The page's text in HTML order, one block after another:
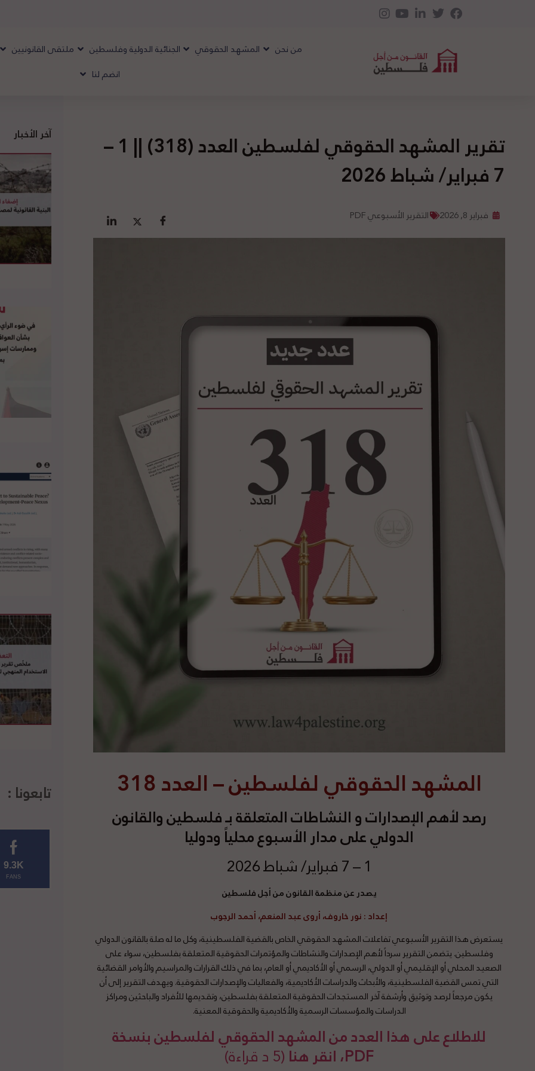
من نحن المشهد الحقوقي الجنائية الدولية وفلسطين ملتقى القانونيين
انضم لنا
تقرير المشهد الحقوقي لفلسطين العدد (318) || 1 –
7 فبراير/ شباط 2026
فبراير 8, 2026 التقرير الأسبوعي PDF
المشهد الحقوقي لفلسطين – العدد 318
رصدلأهم الإصدارات و النشاطات المتعلقة بـ فلسطين والقانون
الدولي على مدار الأسبوع محلياً ودوليا
1 – 7 فبراير/ شباط 2026
يصدر عن منظمة القانون من أجل فلسطين
إعداد: نور خاروف، أروى عبد المنعم، أحمد الرجوب
يستعرض هذا التقرير الأسبوعي تفاعلات المشهد الحقوقي الخاص بالقضية الفلسطينية، وكل ما له صلة بالقانون الدولي
وفلسطين. يتضمن التقرير سرداً لأهم الإصدارات والنشاطات والمؤتمرات الحقوقية المتعلقة بفلسطين، سواء على
الصعيد المحلي أو الإقليمي أو الدولي، الرسمي أو الأكاديمي أو العام، بما في ذلك القرارات والمراسيم والأوامر القضائية
التي تمس القضية الفلسطينية، والأبحاث والدراسات الأكاديمية، والفعاليات والإصدارات الحقوقية. ويهدف التقرير إلى أن
يكون مرجعاً لرصد وتوثيق وأرشفة آخر المستجدات الحقوقية المتعلقة بفلسطين، وتقديمها للأفراد والباحثين ومراكز
الدراسات والمؤسسات الرسمية والأكاديمية والحقوقية المعنية.
للاطلاع على هذا العدد من المشهد الحقوقي لفلسطين بنسخة
PDF، انقر هنا (5 د قراءة)
آخر الأخبار
تابعونا :
9.3K
FANS